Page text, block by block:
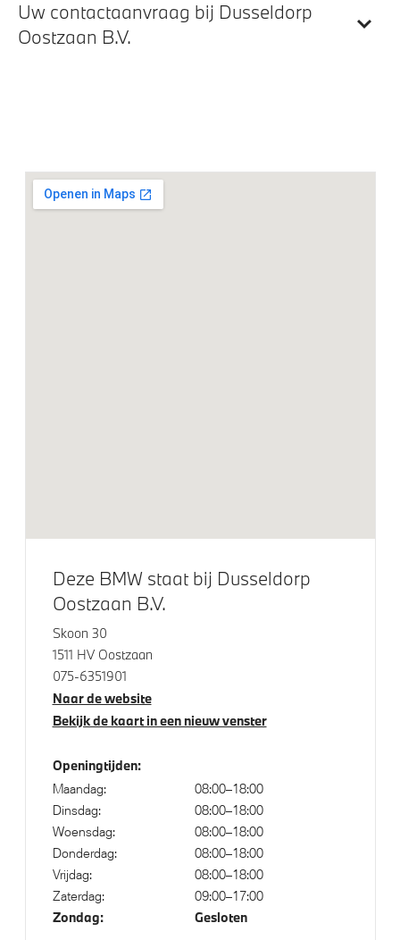
Handbediende zonneschermen voor
HiFi System Harman Kardon
Curved Display
Extra getint glas in achterportierruiten en achterruit
Glazen panoramadak
BMW Iconic Glow nierengrille
M Hoogglans Shadow Line met uitgebreide omvang
Trekhaak elektrisch uitklapbaar
Trekhaak met elektrisch wegklapbare kogel
Adaptieve LED koplampen
22 inch LM M Dubbelspaak (styling 742 M) in Jet
Black
LED koplampen
LED achterlichten
Uw contactaanvraag bij Dusseldorp
Oostzaan B.V.
Deze BMW staat bij Dusseldorp
Oostzaan B.V.
Skoon 30
1511 HV Oostzaan
075-6351901
Naar de website
Bekijk de kaart in een nieuw venster
Openingtijden:
Maandag:
08:00–18:00
Dinsdag:
08:00–18:00
Woensdag:
08:00–18:00
Donderdag:
08:00–18:00
Vrijdag:
08:00–18:00
Zaterdag:
09:00–17:00
Zondag: Gesloten